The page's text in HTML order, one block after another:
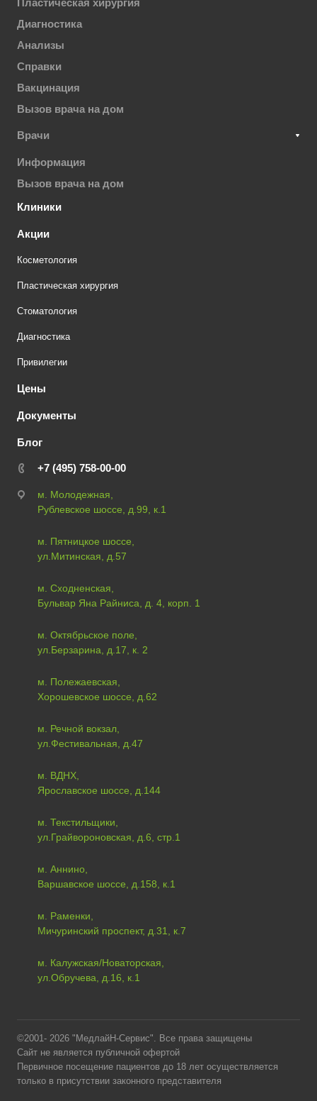
Пластическая хирургия
Диагностика
Анализы
Справки
Вакцинация
Вызов врача на дом
Врачи
Информация
Вызов врача на дом
Клиники
Акции
Косметология
Пластическая хирургия
Стоматология
Диагностика
Привилегии
Цены
Документы
Блог
+7 (495) 758-00-00
м. Молодежная,
Рублевское шоссе, д.99, к.1
м. Пятницкое шоссе,
ул.Митинская, д.57
м. Сходненская,
Бульвар Яна Райниса, д. 4, корп. 1
м. Октябрьское поле,
ул.Берзарина, д.17, к. 2
м. Полежаевская,
Хорошевское шоссе, д.62
м. Речной вокзал,
ул.Фестивальная, д.47
м. ВДНХ,
Ярославское шоссе, д.144
м. Текстильщики,
ул.Грайвороновская, д.6, стр.1
м. Аннино,
Варшавское шоссе, д.158, к.1
м. Раменки,
Мичуринский проспект, д.31, к.7
м. Калужская/Новаторская,
ул.Обручева, д.16, к.1
©2001- 2026 "МедлайН-Сервис". Все права защищены
Сайт не является публичной офертой
Первичное посещение пациентов до 18 лет осуществляется
только в присутствии законного представителя